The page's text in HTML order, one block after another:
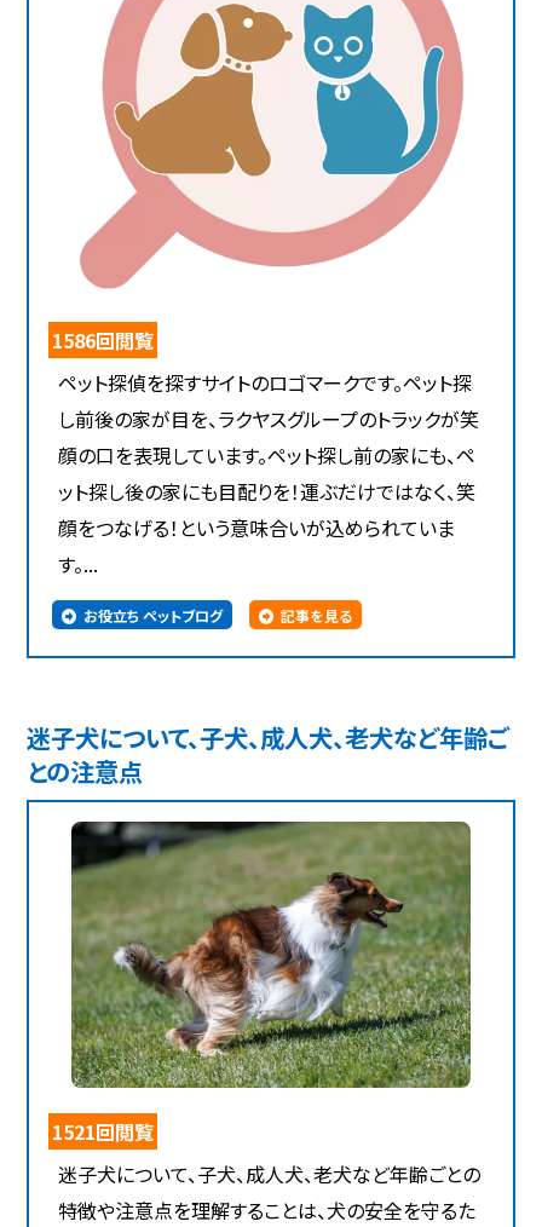
1586回閲覧
ペット探偵を探すサイトのロゴマークです。ペット探
し前後の家が目を、ラクヤスグループのトラックが笑
顔の口を表現しています。ペット探し前の家にも、ペ
ット探し後の家にも目配りを！運ぶだけではなく、笑
顔をつなげる！という意味合いが込められていま
す。...
お役立ち ペットブログ 記事を見る
迷子犬について、子犬、成人犬、老犬など年齢ご
との注意点
1521回閲覧
迷子犬について、子犬、成人犬、老犬など年齢ごとの
特徴や注意点を理解することは、犬の安全を守るた